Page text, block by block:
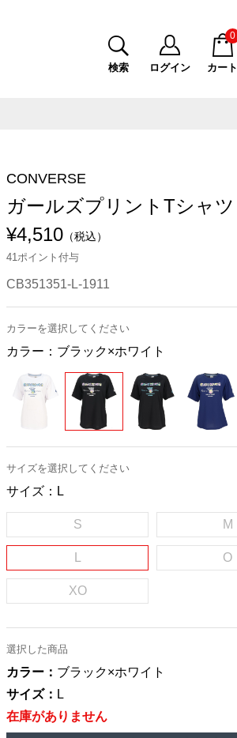
検索 ログイン カート
0
CONVERSE
ガールズプリントTシャツ
¥4,510 （税込）
41ポイント付与
CB351351-L-1911
カラーを選択してください
カラー： ブラック×ホワイト
サイズを選択してください
サイズ： L
S M
O
XO
選択した商品
カラー： ブラック×ホワイト
サイズ： L
在庫がありません